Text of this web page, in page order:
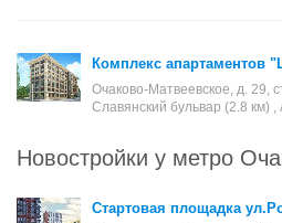
Комплекс апартаментов
Очаково-Матвеевское, д. 29,
Славянский бульвар (2.8 км)
Новостройки у метро
Стартовая площадка